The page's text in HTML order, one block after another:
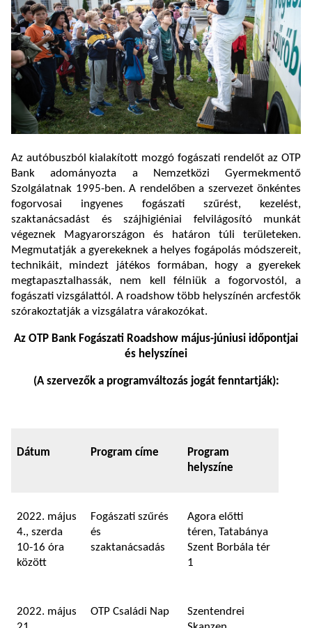
Az autóbuszból kialakított mozgó fogászati rendelőt az OTP
Bank adományozta a Nemzetközi Gyermekmentő
Szolgálatnak 1995-ben. A rendelőben a szervezet önkéntes
fogorvosai ingyenes fogászati szűrést, kezelést,
szaktanácsadást és szájhigiéniai felvilágosító munkát
végeznek Magyarországon és határon túli területeken.
Megmutatják a gyerekeknek a helyes fogápolás módszereit,
technikáit, mindezt játékos formában, hogy a gyerekek
megtapasztalhassák, nem kell félniük a fogorvostól, a
fogászati vizsgálattól. A roadshow több helyszínén arcfestők
szórakoztatják a vizsgálatra várakozókat.
Az OTP Bank Fogászati Roadshow május-júniusi időpontjai
és helyszínei
(A szervezők a programváltozás jogát fenntartják):
Dátum Program címe
Program
helyszíne
2022. május
4., szerda
10-16 óra
között
Fogászati szűrés
és
szaktanácsadás
Agora előtti
téren, Tatabánya
Szent Borbála tér
1
2022. május
OTP Családi Nap
Szentendrei